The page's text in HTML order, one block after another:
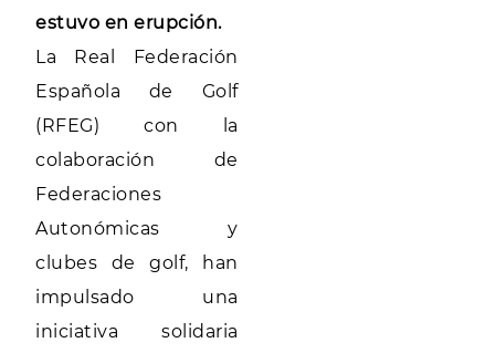
estuvo en erupción.
La Real Federación
Española de Golf
(RFEG) con la
colaboración de
Federaciones
Autonómicas y
clubes de golf, han
impulsado una
iniciativa solidaria